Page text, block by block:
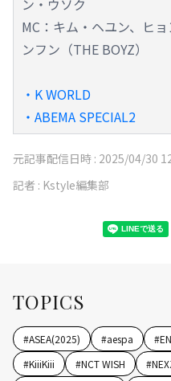
MC：キム・ヘユン、ヒ
ンフン（THE BOYZ）
・K WORLD
・ABEMA SPECIAL2
元記事配信日時 : 2025/04/30
記者 : Kstyle編集部
TOPICS
#ASEA(2025) #aespa #
#KiiiKiii #NCT WISH #